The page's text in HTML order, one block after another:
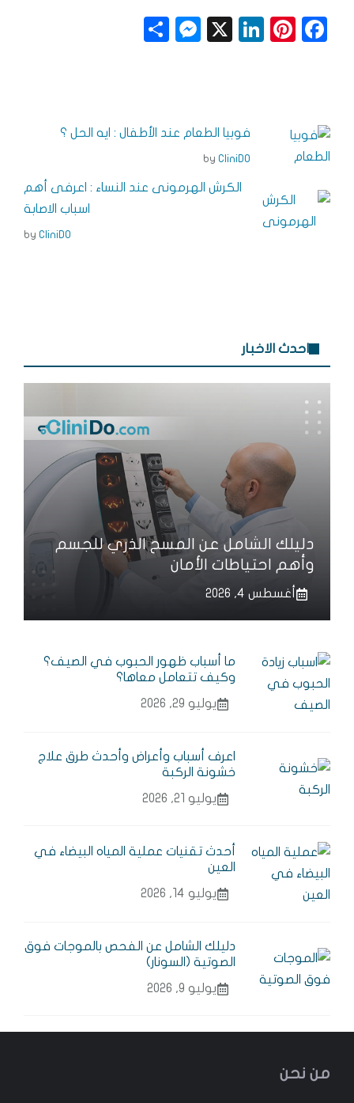
F
b
o
k
Pi
r
t
Li
dI
n
X
M
n
e
S
e
فوبيا الطعام عند الأطفال : ايه الحل ؟
byCliniDO
الكرش الهرمونى عند النساء : اعرفى أهم
اسباب الاصابة
byCliniDO
احدث الاخبار
دليلك الشامل عن المسح الذري للجسم
وأهم احتياطات الأمان
أغسطس 4, 2026
ما أسباب ظهور الحبوب في الصيف؟
وكيف تتعامل معاها؟
يوليو 29, 2026
اعرف أسباب وأعراض وأحدث طرق علاج
خشونة الركبة
يوليو 21, 2026
أحدث تقنيات عملية المياه البيضاء في
العين
يوليو 14, 2026
دليلك الشامل عن الفحص بالموجات فوق
الصوتية (السونار)
يوليو 9, 2026
من نحن